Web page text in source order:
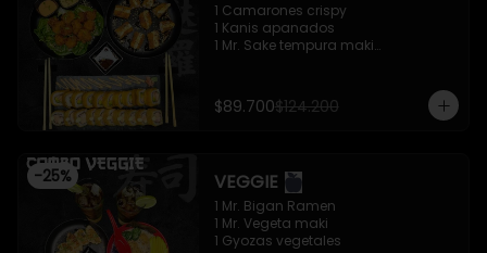
1 Camarones crispy
1 Kanis apanados
1 Mr. Sake tempura maki
$89.700$124.200
-25% VEGGIE
1 Mr. Bigan Ramen
1 Mr. Vegeta maki
1 Gyozas vegetales